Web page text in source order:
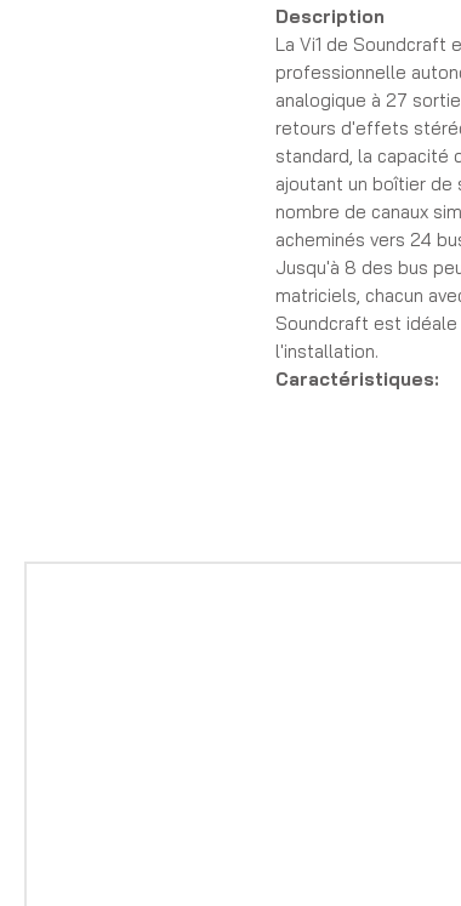
Description
La Vi1 de Soundcraft
professionnelle
analogique à 27
retours d'effets
standard, la capacité
ajoutant un boîtier de
nombre de canaux
acheminés vers 24
Jusqu'à 8 des bus
matriciels, chacun
Soundcraft est
l'installation.
Caractéristiques:
- Réjection de mode